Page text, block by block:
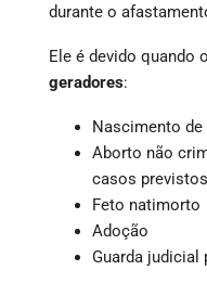
durante o
Ele é devido quando
geradores:
Nascimento de
Aborto não
casos
Feto natimorto
Adoção
Guarda judicial